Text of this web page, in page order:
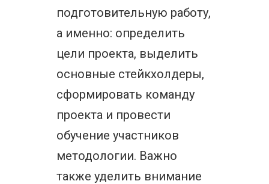
подготовительную работу,
а именно: определить
цели проекта, выделить
основные стейкхолдеры,
сформировать команду
проекта и провести
обучение участников
методологии. Важно
также уделить внимание